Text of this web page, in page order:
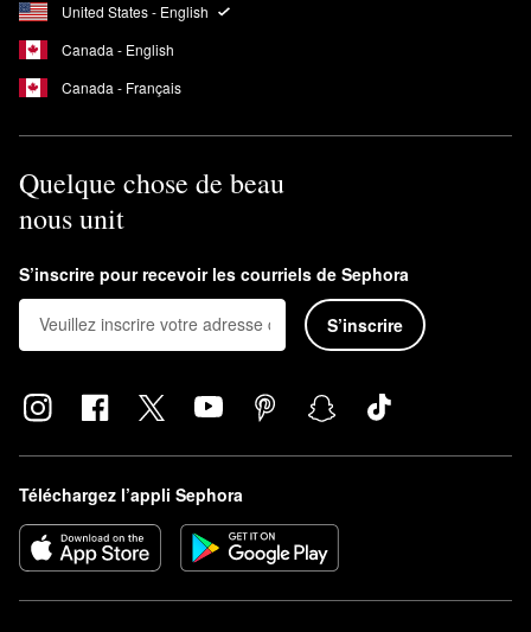
United States - English
Canada - English
Canada - Français
Quelque chose de beau
nous unit
S’inscrire pour recevoir les courriels de Sephora
S’inscrire
Téléchargez l’appli Sephora